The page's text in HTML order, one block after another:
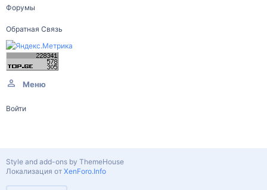
Форумы
Обратная Связь
Меню
Войти
Style and add-ons by ThemeHouse
Локализация от XenForo.Info